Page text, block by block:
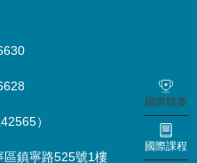
）
區鎮寧路525號1樓
國際競賽
國際課程